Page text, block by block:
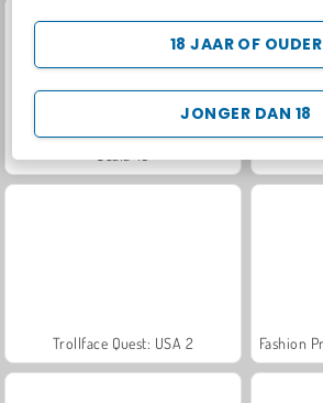
JONGER DAN 18
18 JAAR OF OUDER
Trollface Quest: USA 2